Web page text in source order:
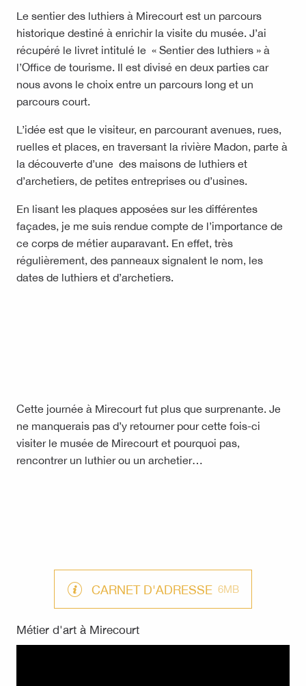
Le sentier des luthiers à Mirecourt est un parcours
historique destiné à enrichir la visite du musée. J’ai
récupéré le livret intitulé le « Sentier des luthiers » à
l’Office de tourisme. Il est divisé en deux parties car
nous avons le choix entre un parcours long et un
parcours court.
L’idée est que le visiteur, en parcourant avenues, rues,
ruelles et places, en traversant la rivière Madon, parte à
la découverte d’une des maisons de luthiers et
d’archetiers, de petites entreprises ou d’usines.
En lisant les plaques apposées sur les différentes
façades, je me suis rendue compte de l’importance de
ce corps de métier auparavant. En effet, très
régulièrement, des panneaux signalent le nom, les
dates de luthiers et d’archetiers.
Cette journée à Mirecourt fut plus que surprenante. Je
ne manquerais pas d’y retourner pour cette fois-ci
visiter le musée de Mirecourt et pourquoi pas,
rencontrer un luthier ou un archetier…
CARNET D'ADRESSE 6MB
Métier d'art à Mirecourt